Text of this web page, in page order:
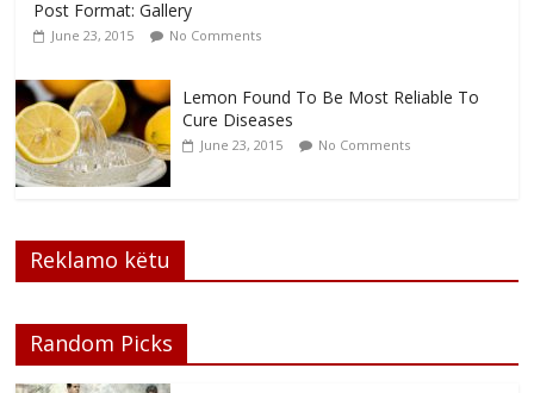
Post Format: Gallery
June 23, 2015 No Comments
Lemon Found To Be Most Reliable To
Cure Diseases
June 23, 2015 No Comments
Reklamo këtu
Random Picks